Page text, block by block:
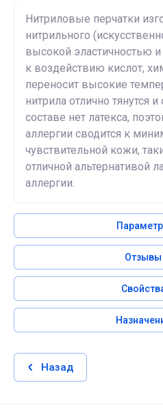
Нитриловые перчатки
нитрильного
высокой эластичностью
к воздействию кислот,
переносит высокие
нитрила отлично тянутся
составе нет латекса,
аллергии сводится к
чувствительной кожи,
отличной альтернативой
аллергии.
Отзывы
Назад